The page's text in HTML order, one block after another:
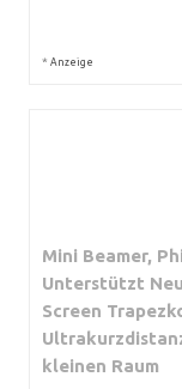
* Anzeige
Mini Beamer,
Unterstützt
Screen
kleinen Raum